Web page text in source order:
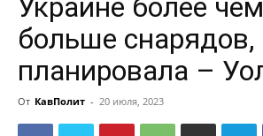
Украине более
больше
планировала –
От КавПолит - 20 июля, 2023